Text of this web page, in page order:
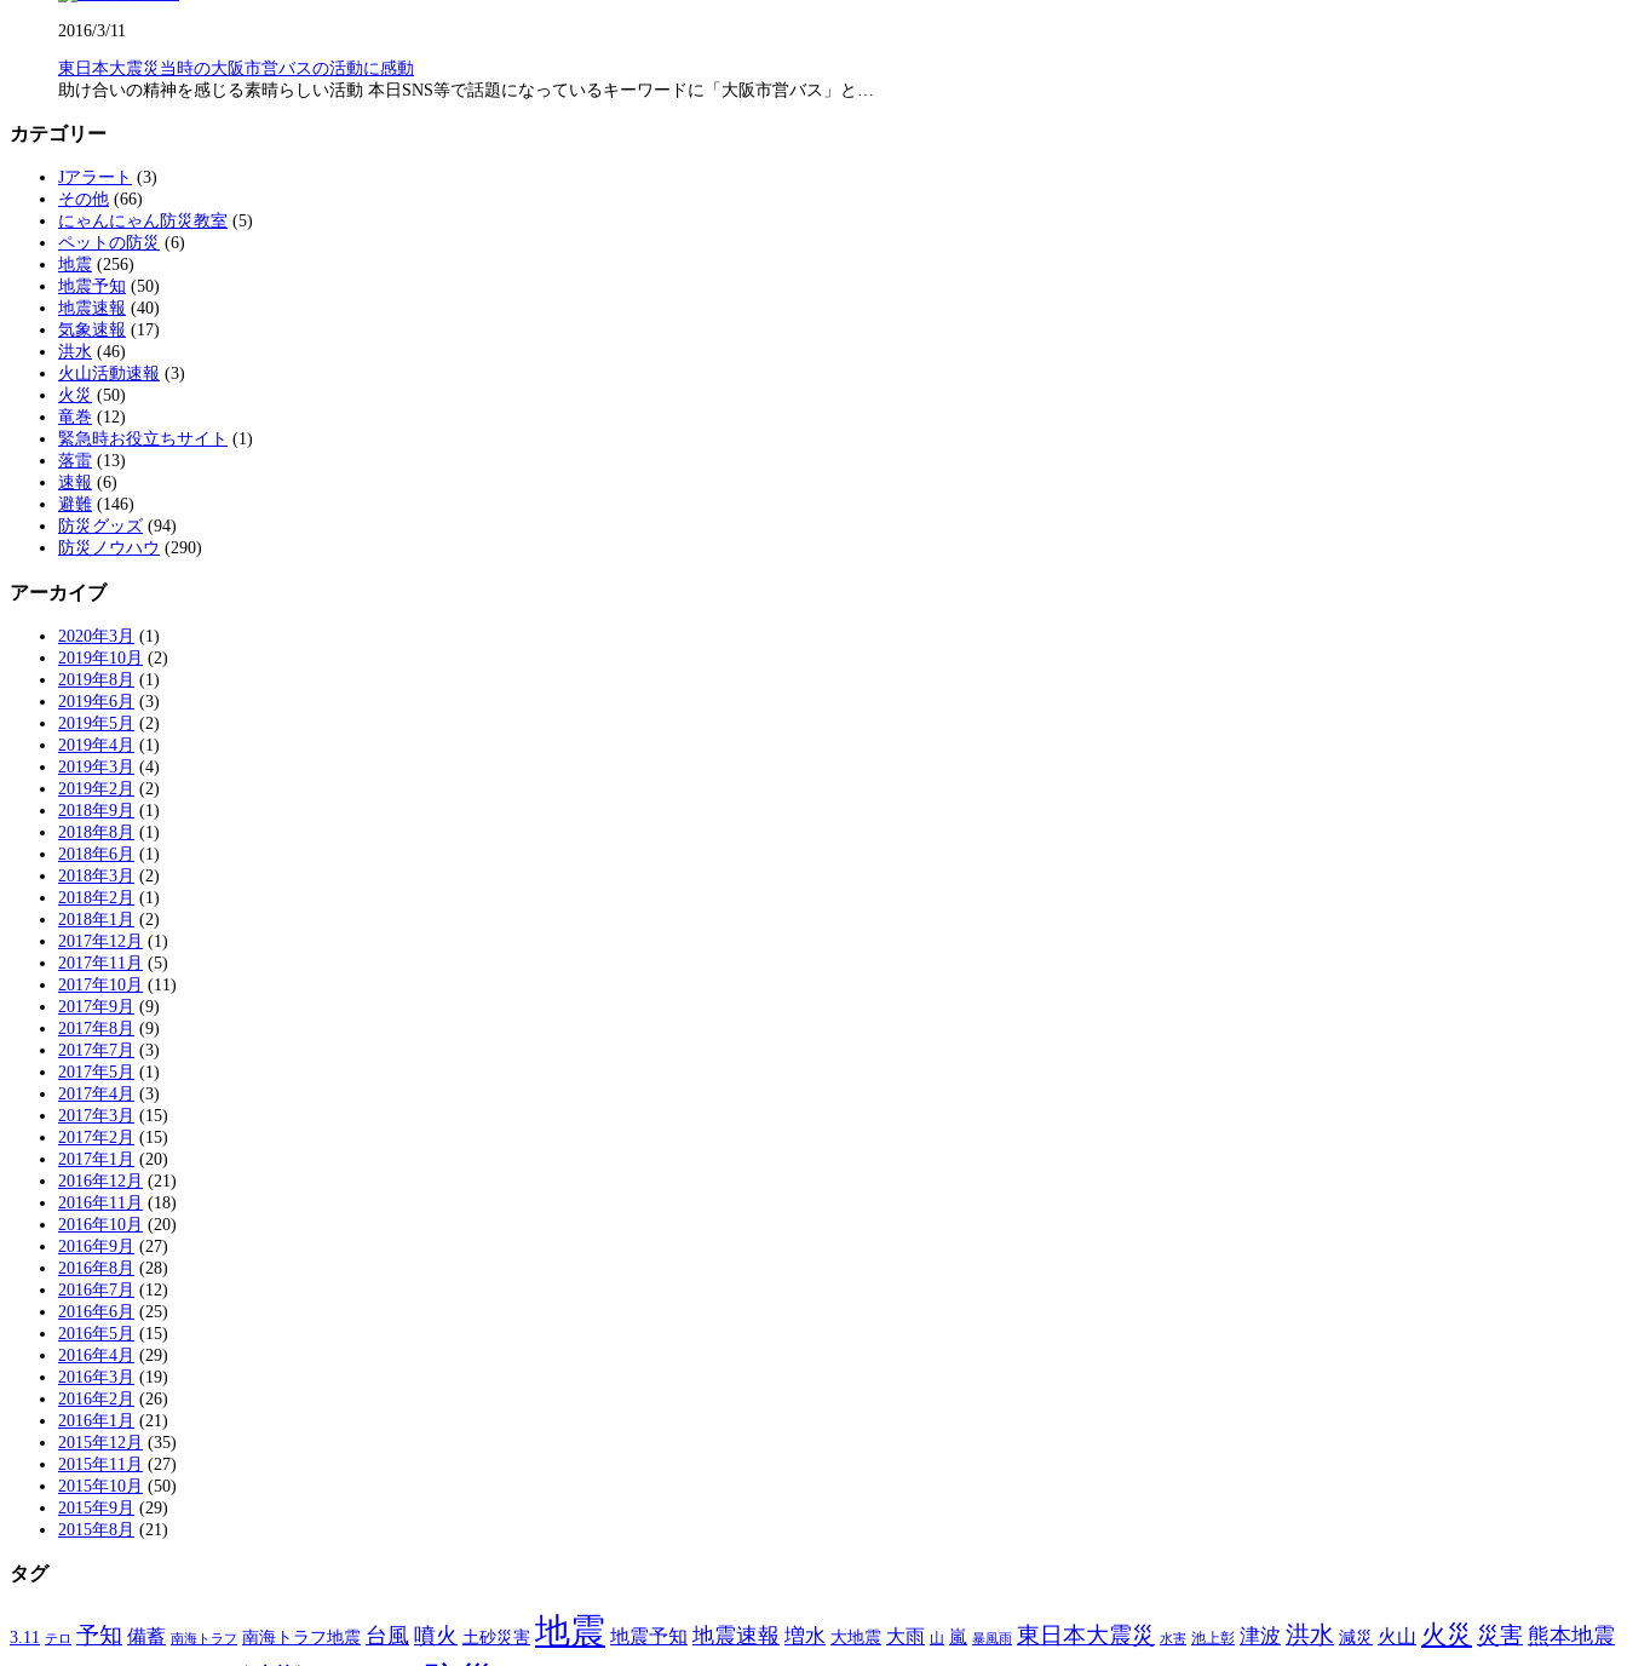
2016/3/11
東日本大震災当時の大阪市営バスの活動に感動
助け合いの精神を感じる素晴らしい活動 本日SNS等で話題になっているキーワードに「大阪市営バス」と…
カテゴリー
Jアラート (3)
その他 (66)
にゃんにゃん防災教室 (5)
ペットの防災 (6)
地震 (256)
地震予知 (50)
地震速報 (40)
気象速報 (17)
洪水 (46)
火山活動速報 (3)
火災 (50)
竜巻 (12)
緊急時お役立ちサイト (1)
落雷 (13)
速報 (6)
避難 (146)
防災グッズ (94)
防災ノウハウ (290)
アーカイブ
2020年3月 (1)
2019年10月 (2)
2019年8月 (1)
2019年6月 (3)
2019年5月 (2)
2019年4月 (1)
2019年3月 (4)
2019年2月 (2)
2018年9月 (1)
2018年8月 (1)
2018年6月 (1)
2018年3月 (2)
2018年2月 (1)
2018年1月 (2)
2017年12月 (1)
2017年11月 (5)
2017年10月 (11)
2017年9月 (9)
2017年8月 (9)
2017年7月 (3)
2017年5月 (1)
2017年4月 (3)
2017年3月 (15)
2017年2月 (15)
2017年1月 (20)
2016年12月 (21)
2016年11月 (18)
2016年10月 (20)
2016年9月 (27)
2016年8月 (28)
2016年7月 (12)
2016年6月 (25)
2016年5月 (15)
2016年4月 (29)
2016年3月 (19)
2016年2月 (26)
2016年1月 (21)
2015年12月 (35)
2015年11月 (27)
2015年10月 (50)
2015年9月 (29)
2015年8月 (21)
タグ
3.11 テロ 予知 備蓄 南海トラフ 南海トラフ地震 台風 噴火 土砂災害 地震 地震予知 地震速報 増水 大地震 大雨 山 嵐 暴風雨 東日本大震災 水害 池上彰 津波 洪水 減災 火山 火災 災害 熊本地震